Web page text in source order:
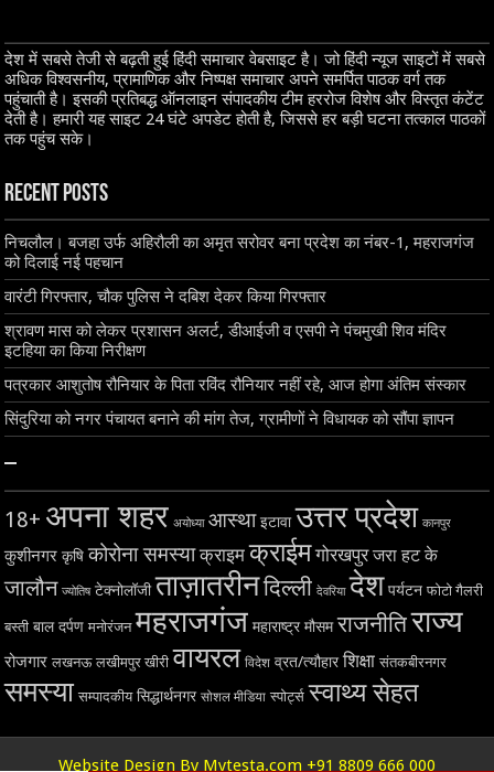
देश में सबसे तेजी से बढ़ती हुई हिंदी समाचार वेबसाइट है। जो हिंदी न्यूज साइटों में सबसे
अधिक विश्वसनीय, प्रामाणिक और निष्पक्ष समाचार अपने समर्पित पाठक वर्ग तक
पहुंचाती है। इसकी प्रतिबद्ध ऑनलाइन संपादकीय टीम हररोज विशेष और विस्तृत कंटेंट
देती है। हमारी यह साइट 24 घंटे अपडेट होती है, जिससे हर बड़ी घटना तत्काल पाठकों
तक पहुंच सके।
Recent Posts
निचलौल। बजहा उर्फ अहिरौली का अमृत सरोवर बना प्रदेश का नंबर-1, महराजगंज
को दिलाई नई पहचान
वारंटी गिरफ्तार, चौक पुलिस ने दबिश देकर किया गिरफ्तार
श्रावण मास को लेकर प्रशासन अलर्ट, डीआईजी व एसपी ने पंचमुखी शिव मंदिर
इटहिया का किया निरीक्षण
पत्रकार आशुतोष रौनियार के पिता रविंद रौनियार नहीं रहे, आज होगा अंतिम संस्कार
सिंदुरिया को नगर पंचायत बनाने की मांग तेज, ग्रामीणों ने विधायक को सौंपा ज्ञापन
–
18+ अपना शहर अयोध्या आस्था इटावा उत्तर प्रदेश कानपुर
कुशीनगर कृषि कोरोना समस्या क्राइम क्राईम गोरखपुर जरा हट के
जालौन ज्योतिष टेक्नोलॉजी ताज़ातरीनदिल्ली देवरिया देश पर्यटन फोटो गैलरी
बस्ती बाल दर्पण मनोरंजन महराजगंज महाराष्ट्र मौसम राजनीतिराज्य
रोजगार लखनऊ लखीमपुर खीरी वायरल विदेश व्रत/त्यौहार शिक्षा संतकबीरनगर
समस्या सम्पादकीय सिद्धार्थनगर सोशल मीडिया स्पोर्ट्स स्वाथ्य सेहत
Website Design By Mytesta.com +91 8809 666 000